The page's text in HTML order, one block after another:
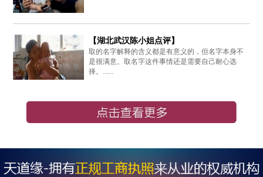
【湖北武汉陈小姐点评】
取的名字解释的含义都是有意义的，但名字本身不
是很满意。取名字这件事情还是需要自己耐心选
择。......